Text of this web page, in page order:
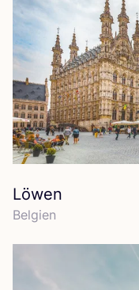
Löwen
Bel­gi­en